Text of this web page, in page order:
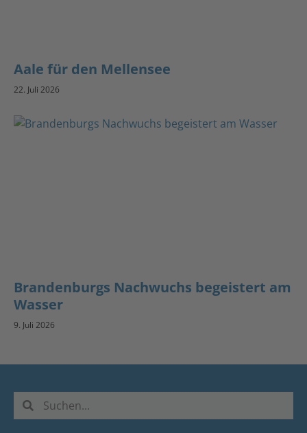
Aale für den Mellensee
22. Juli 2026
Brandenburgs Nachwuchs begeistert am
Wasser
9. Juli 2026